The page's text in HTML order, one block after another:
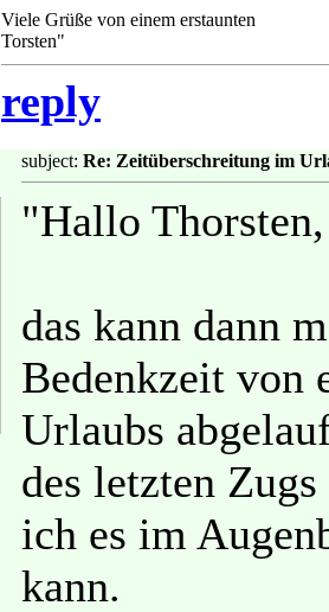
Viele Grüße von einem erstaunten
Torsten"
reply
subject: Re: Zeitüberschreitung im
"Hallo Thorsten,
das kann dann
Bedenkzeit von
Urlaubs
des letzten
ich es im
kann.